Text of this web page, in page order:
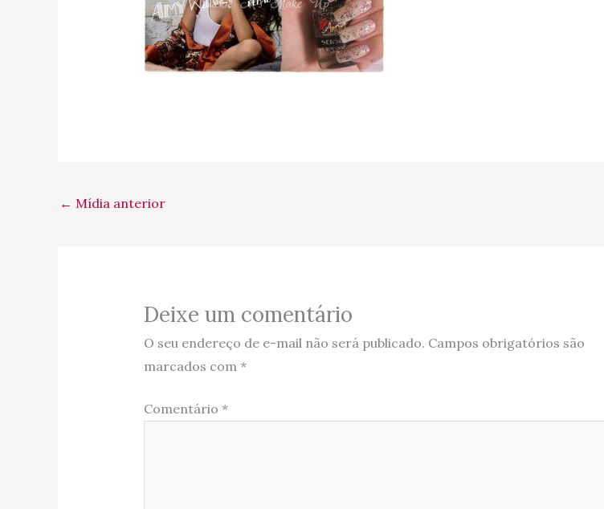
← Mídia anterior
Deixe um comentário
O seu endereço de e-mail não será publicado. Campos obrigatórios são
marcados com *
Comentário *